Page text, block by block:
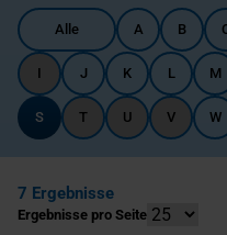
Alle A B
I J K L M
S T U V W
7 Ergebnisse
Ergebnisse pro Seite